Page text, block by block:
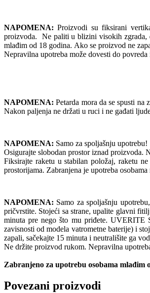
NAPOMENA: Proizvodi su fiksirani
proizvoda. Ne paliti u blizini visokih zgrada,
mlađim od 18 godina. Ako se proizvod ne
Nepravilna upotreba može dovesti do
NAPOMENA: Petarda mora da se spusti
Nakon paljenja ne držati u ruci i ne gađati
NAPOMENA: Samo za spoljašnju upotrebu!
Osigurajte slobodan prostor iznad
Fiksirajte raketu u stabilan položaj, raketu
prostorijama. Zabranjena je upotreba
NAPOMENA: Samo za spoljašnju
pričvrstite. Stojeći sa strane, upalite glavni
minuta pre nego što mu priđete.
zavisnosti od modela vatrometne baterije) i
zapali, sačekajte 15 minuta i neutrališite ga
Ne držite proizvod rukom. Nepravilna
Zabranjeno za upotrebu osobama mlađim
Povezani proizvodi